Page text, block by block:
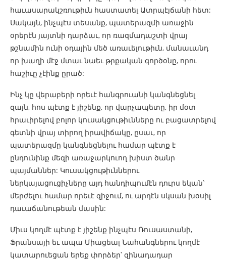
հաւասարակշռութիւն հաստատել Ատրպէյճանի հետ:
Սակայն, ինչպէս տեսանք, պատերազմի առաջին
օրերէն յայտնի դարձաւ, որ ռազմադաշտի վրայ
թշնամին ունի օդային մեծ առաւելութիւն, մանաւանդ
որ խաղի մէջ մտաւ նաեւ թրքական գործօնը, որու
հաշիւը չէինք ըրած:
Ինչ կը վերաբերի որեւէ հանգրուանի կանգնեցնել
զայն, հոս պէտք է յիշենք, որ վարչապետը, իր մօտ
հրաւիրելով բոլոր կուսակցութիւնները ու բացատրելով
գետնի վրայ տիրող իրավիճակը, ըսաւ, որ
պատերազմը կանգնեցնելու համար պէտք է
ընդունինք մեզի առաջարկուող խիստ ծանր
պայմաններ: Կուսակցութիւններու
ներկայացուցիչները այդ հանդիպումէն դուրս եկան՝
մերժելու համար որեւէ զիջում, ու արդէն սկսան խօսիլ
դաւաճանութեան մասին:
Միւս կողմէ պէտք է յիշենք ինչպէս Ռուսաստանի,
Ֆրանսայի եւ ապա Միացեալ Նահանգներու կողմէ
կատարուեցան երեք փորձեր՝ զինադադար